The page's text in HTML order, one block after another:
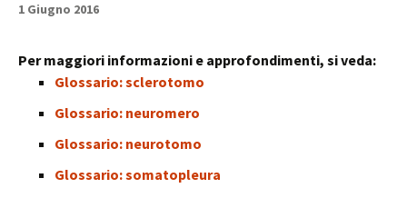
1 Giugno 2016
Per maggiori informazioni e approfondimenti, si veda:
Glossario: sclerotomo
Glossario: neuromero
Glossario: neurotomo
Glossario: somatopleura